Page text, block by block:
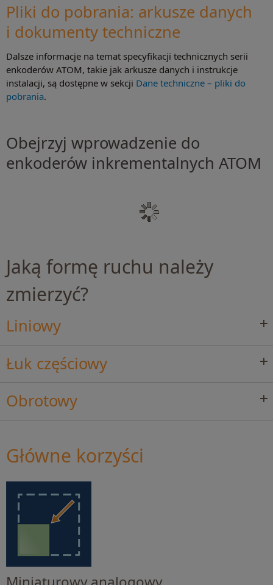
Pliki do pobrania: arkusze danych
i dokumenty techniczne
Dalsze informacje na temat specyfikacji technicznych serii
enkoderów ATOM, takie jak arkusze danych i instrukcje
instalacji, są dostępne w sekcji Dane techniczne – pliki do
pobrania.
Obejrzyj wprowadzenie do
enkoderów inkrementalnych ATOM
Jaką formę ruchu należy
zmierzyć?
Liniowy
Łuk częściowy
Obrotowy
Główne korzyści